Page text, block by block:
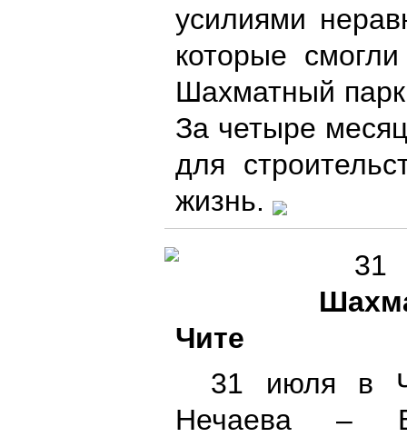
усилиями
которые
Шахматный
За четыре
для
жизнь.
Чите
31 июля в
Нечаева –